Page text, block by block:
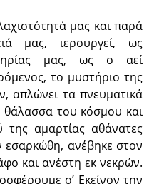
μας και παρά
μας, ιερουργεί, ως
μας, ως ο αεί
το μυστήριο της
απλώνει τα πνευματικά
θάλασσα του κόσμου και
αμαρτίας αθάνατες
ανέβηκε στον
και ανέστη εκ νεκρών.
σ’ Εκείνον την